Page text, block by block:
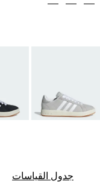
جدول القياسات